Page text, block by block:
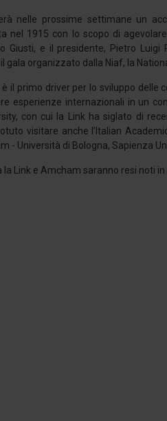
nelle prossime settimane un
nel 1915 con lo scopo di
Giusti, e il presidente, Pietro
gala organizzato dalla Niaf, la
è il primo driver per lo sviluppo
esperienze internazionali in un
con cui la Link ha siglato di
visitare anche l’Italian
- Università di Bologna, Sapienza
la Link e Amcham saranno resi noti